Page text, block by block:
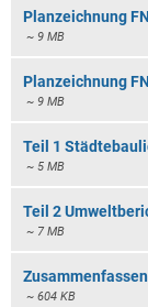
~ 9 MB
~ 9 MB
Teil 1
~ 5 MB
Teil 2
~ 7 MB
~ 604 KB